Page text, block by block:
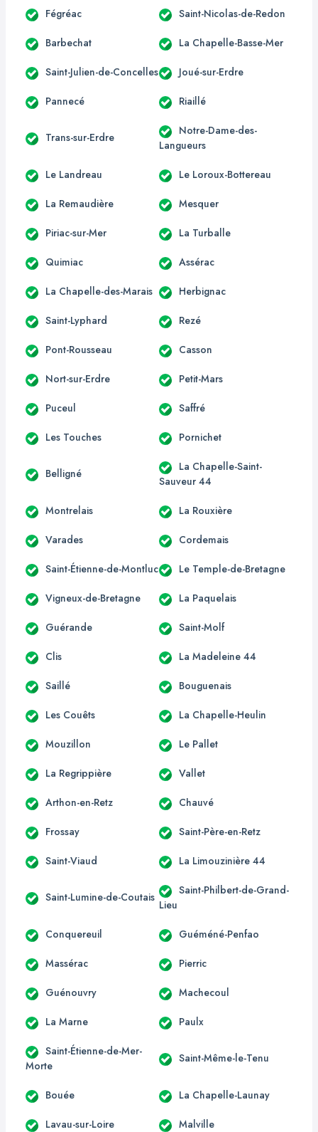
Fégréac Saint-Nicolas-de-Redon
Barbechat La Chapelle-Basse-Mer
Saint-Julien-de-Concelles Joué-sur-Erdre
Pannecé Riaillé
Trans-sur-Erdre
Notre-Dame-des-
Langueurs
Le Landreau Le Loroux-Bottereau
La Remaudière Mesquer
Piriac-sur-Mer La Turballe
Quimiac Assérac
La Chapelle-des-Marais Herbignac
Saint-Lyphard Rezé
Pont-Rousseau Casson
Nort-sur-Erdre Petit-Mars
Puceul Saffré
Les Touches Pornichet
Belligné
La Chapelle-Saint-
Sauveur 44
Montrelais La Rouxière
Varades Cordemais
Saint-Étienne-de-Montluc Le Temple-de-Bretagne
Vigneux-de-Bretagne La Paquelais
Guérande Saint-Molf
Clis La Madeleine 44
Saillé Bouguenais
Les Couêts La Chapelle-Heulin
Mouzillon Le Pallet
La Regrippière Vallet
Arthon-en-Retz Chauvé
Frossay Saint-Père-en-Retz
Saint-Viaud La Limouzinière 44
Saint-Lumine-de-Coutais
Saint-Philbert-de-Grand-
Lieu
Conquereuil Guéméné-Penfao
Massérac Pierric
Guénouvry Machecoul
La Marne Paulx
Saint-Étienne-de-Mer-
Morte
Saint-Même-le-Tenu
Bouée La Chapelle-Launay
Lavau-sur-Loire Malville